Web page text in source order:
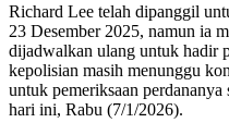
Richard Lee telah dipanggil
23 Desember 2025, namun ia
dijadwalkan ulang untuk hadir
kepolisian masih menunggu
untuk pemeriksaan
hari ini, Rabu (7/1/2026).